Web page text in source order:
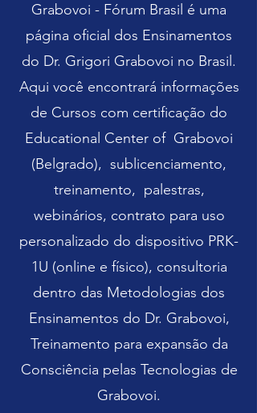
Grabovoi - Fórum Brasil é uma
página oficial dos Ensinamentos
do Dr. Grigori Grabovoi no Brasil.
Aqui você encontrará informações
de Cursos com certificação do
Educational Center of Grabovoi
(Belgrado), sublicenciamento,
treinamento, palestras,
webinários, contrato para uso
personalizado do dispositivo PRK-
1U (online e físico), consultoria
dentro das Metodologias dos
Ensinamentos do Dr. Grabovoi,
Treinamento para expansão da
Consciência pelas Tecnologias de
Grabovoi.